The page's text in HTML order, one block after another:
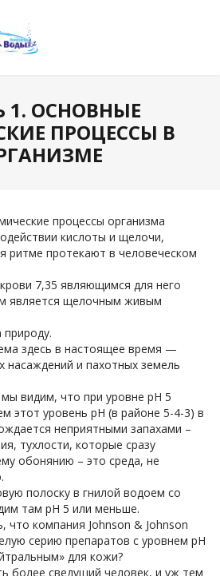
1. ОСНОВНЫЕ
ПРОЦЕССЫ В
процессы организма
кислоты и щелочи,
протекают в человеческом
7,35 являющимся для него
является щелочным живым
здесь в настоящее время —
насаждений и пахотных земель
видим, что при уровне рН 5
этот уровень рН (в районе 5-4-3) в
неприятными запахами –
тухлости, которые сразу
обонянию – это среда, не
полоску в гнилой водоем со
там рН 5 или меньше.
что компания Johnson & Johnson
серию препаратов с уровнем рН
для кожи?
более сведущий человек, и уж тем